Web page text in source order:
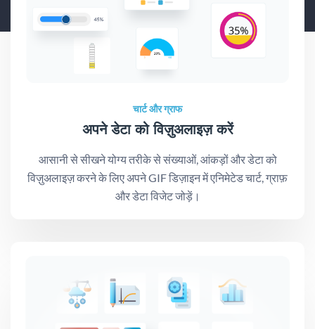
चार्ट और ग्राफ
अपने डेटा को विज़ुअलाइज़ करें
आसानी से सीखने योग्य तरीके से संख्याओं, आंकड़ों और डेटा को
विज़ुअलाइज़ करने के लिए अपने GIF डिज़ाइन में एनिमेटेड चार्ट, ग्राफ़
और डेटा विजेट जोड़ें।